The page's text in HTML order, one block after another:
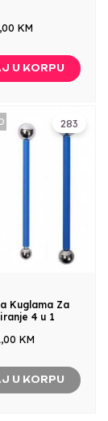
KM
U KORPU
283
Kuglama Za
4 u 1
KM
U KORPU